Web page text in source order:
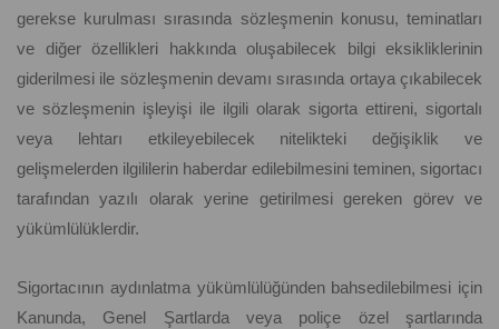
gerekse kurulması sırasında sözleşmenin konusu, teminatları
ve diğer özellikleri hakkında oluşabilecek bilgi eksikliklerinin
giderilmesi ile sözleşmenin devamı sırasında ortaya çıkabilecek
ve sözleşmenin işleyişi ile ilgili olarak sigorta ettireni, sigortalı
veya lehtarı etkileyebilecek nitelikteki değişiklik ve
gelişmelerden ilgililerin haberdar edilebilmesini teminen, sigortacı
tarafından yazılı olarak yerine getirilmesi gereken görev ve
yükümlülüklerdir.
Sigortacının aydınlatma yükümlülüğünden bahsedilebilmesi için
Kanunda, Genel Şartlarda veya poliçe özel şartlarında